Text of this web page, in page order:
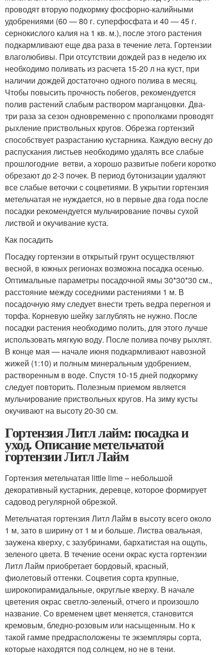
проводят вторую подкормку фосфорно-калийными
удобрениями (60 — 80 г. суперфосфата и 40 — 45 г.
сернокислого калия на 1 кв. м.), после этого растения
подкармливают еще два раза в течение лета. Гортензии
влаголюбивы. При отсутствии дождей раз в неделю их
необходимо поливать из расчета 15-20 л на куст, при
наличии дождей достаточно одного полива в месяц.
Чтобы повысить прочность побегов, рекомендуется
полив растений слабым раствором марганцовки. Два-
три раза за сезон одновременно с прополками проводят
рыхление приствольных кругов. Обрезка гортензий
способствует разрастанию кустарника. Каждую весну до
распускания листьев необходимо удалять все слабые
прошлогодние ветви, а хорошо развитые побеги коротко
обрезают до 2-3 почек. В период бутонизации удаляют
все слабые веточки с соцветиями. В укрытии гортензия
метельчатая не нуждается, но в первые два года после
посадки рекомендуется мульчирование почвы сухой
листвой и окучивание куста.
Как посадить
Посадку гортензии в открытый грунт осуществляют
весной, в южных регионах возможна посадка осенью.
Оптимальные параметры посадочной ямы 30*30*30 см.,
расстояние между соседними растениями 1 м. В
посадочную яму следует внести треть ведра перегноя и
торфа. Корневую шейку заглублять не нужно. После
посадки растения необходимо полить, для этого лучше
использовать мягкую воду. После полива почву рыхлят.
В конце мая — начале июня подкармливают навозной
жижей (1:10) и полным минеральным удобрением,
растворенным в воде. Спустя 10-15 дней подкормку
следует повторить. Полезным приемом является
мульчирование приствольных кругов. На зиму кусты
окучивают на высоту 20-30 см.
Гортензия Литл лайм: посадка и
уход. Описание метельчатой
гортензии Литл Лайм
Гортензия метельчатая little lime – небольшой
декоративный кустарник, деревце, которое формирует
садовод регулярной обрезкой.
Метельчатая гортензия Литл Лайм в высоту всего около
1 м, зато в ширину от 1 м и больше. Листва овальная,
заужена кверху, с зазубринами, бархатистая на ощупь,
зеленого цвета. В течение осени окрас куста гортензии
Литл Лайм приобретает бордовый, красный,
фиолетовый оттенки. Соцветия сорта крупные,
широкопирамидальные, округлые кверху. В начале
цветения окрас светло-зеленый, отчего и произошло
название. Со временем цвет меняется, становится
кремовым, бледно-розовым или насыщенным. Но к
такой гамме предрасположены те экземпляры сорта,
которые находятся под солнцем, но не в тени.